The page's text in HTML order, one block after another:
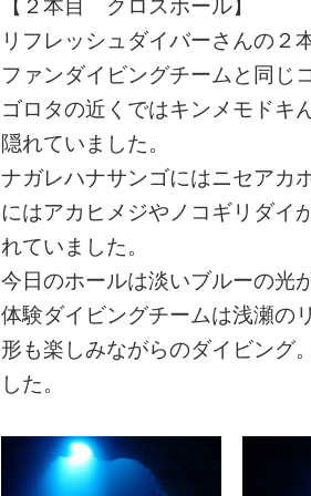
リフレッシュダイバーさんの２
ファンダイビングチームと同じ
ゴロタの近くではキンメモドキ
隠れていました。
ナガレハナサンゴにはニセアカ
にはアカヒメジやノコギリダイ
れていました。
今日のホールは淡いブルーの光
体験ダイビングチームは浅瀬の
形も楽しみながらのダイビング
した。